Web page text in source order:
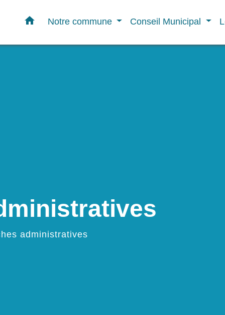
home Notre commune Conseil Municipal
administratives